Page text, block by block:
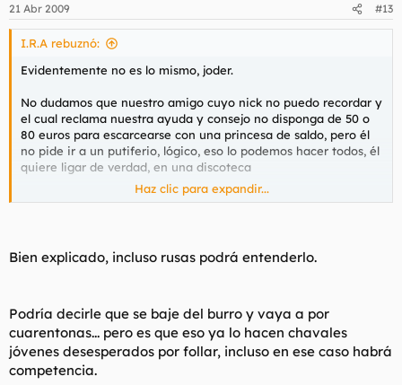
21 Abr 2009 #13
I.R.A rebuznó:
Evidentemente no es lo mismo, joder.
No dudamos que nuestro amigo cuyo nick no puedo recordar y
el cual reclama nuestra ayuda y consejo no disponga de 50 o
80 euros para escarcearse con una princesa de saldo, pero él
no pide ir a un putiferio, lógico, eso lo podemos hacer todos, él
quiere ligar de verdad, en una discoteca
Lo que exponemos aqui es que si, en efecto, se necesita pasta,
seducción no puede ser un cuerpo estilizado ni la belleza física,
solvente económicamente o al menos aparentarlo. Seamos
francos.
Si lo aparentas solamente, y ella se lo traga, caerá un polvo y
nada más, ya que si lo que busca nuestro hamijo es una
Haz clic para expandir...
Bien explicado, incluso rusas podrá entenderlo.
Podría decirle que se baje del burro y vaya a por
cuarentonas... pero es que eso ya lo hacen chavales
jóvenes desesperados por follar, incluso en ese caso habrá
competencia.